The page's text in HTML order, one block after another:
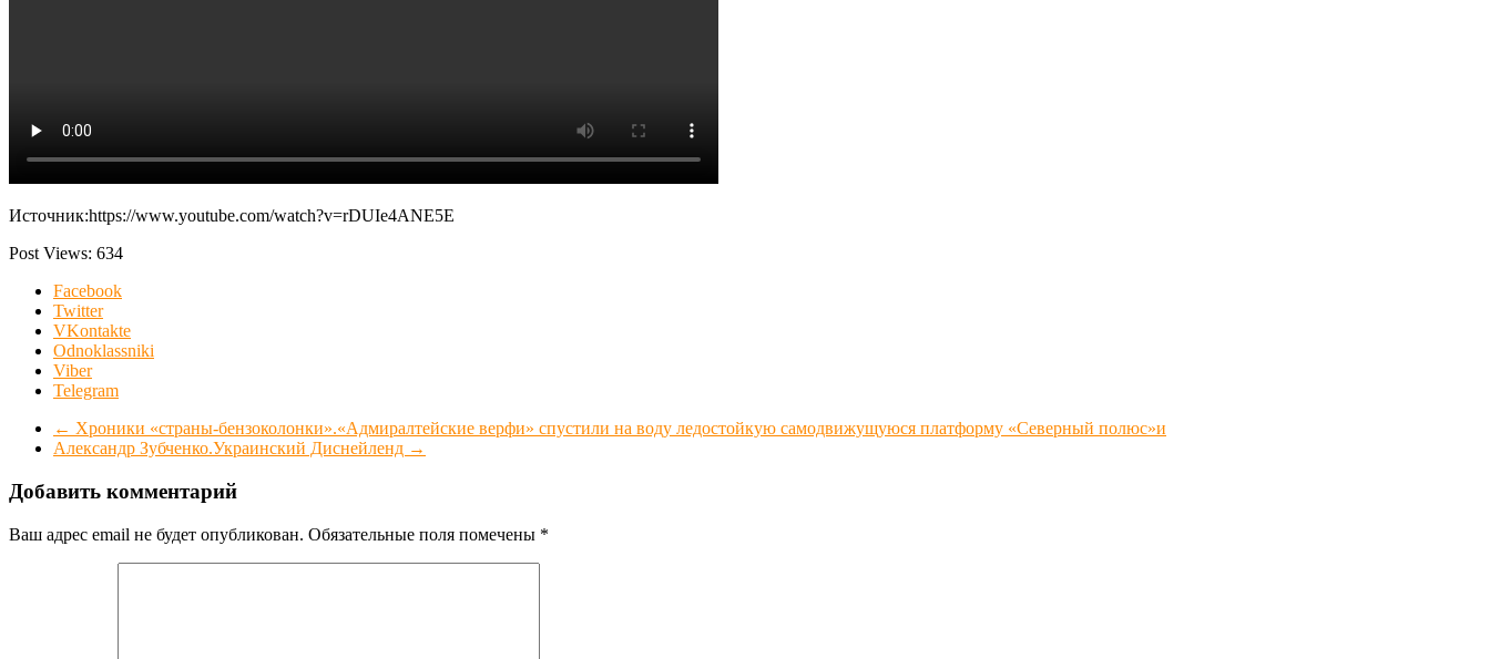
Источник:https://www.youtube.com/watch?v=rDUIe4ANE5E
Post Views: 634
Facebook
Twitter
VKontakte
Odnoklassniki
Viber
Telegram
← Хроники «страны-бензоколонки».«Адмиралтейские верфи» спустили на воду ледостойкую самодвижущуюся платформу «Северный полюс»и
Александр Зубченко.Украинский Диснейленд →
Добавить комментарий
Ваш адрес email не будет опубликован. Обязательные поля помечены *